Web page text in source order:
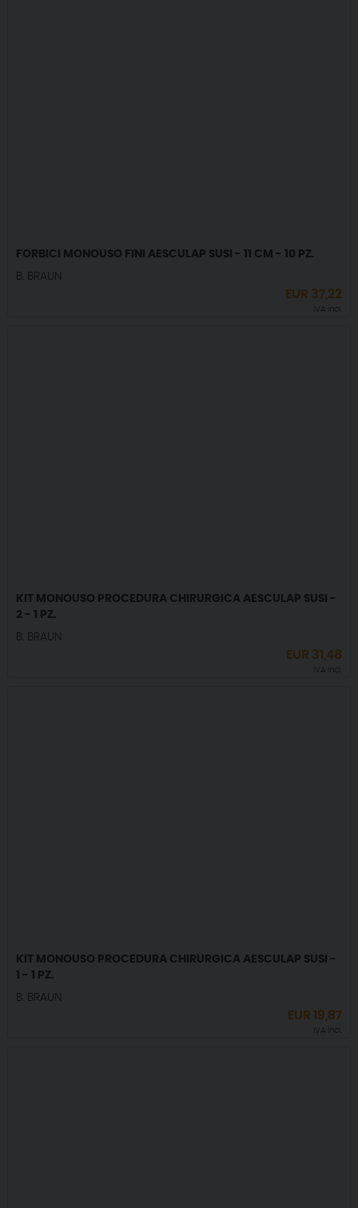
FORBICI MONOUSO FINI AESCULAP SUSI - 11 CM - 10 PZ.
B. BRAUN
EUR 37,22
IVA incl.
KIT MONOUSO PROCEDURA CHIRURGICA AESCULAP SUSI -
2 - 1 PZ.
B. BRAUN
EUR 31,48
IVA incl.
KIT MONOUSO PROCEDURA CHIRURGICA AESCULAP SUSI -
1 - 1 PZ.
B. BRAUN
EUR19,87
IVA incl.